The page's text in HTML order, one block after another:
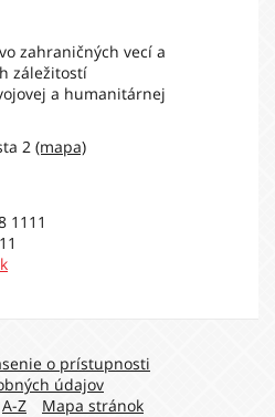
zahraničných vecí a
záležitostí
a humanitárnej
2 (mapa)
1111
o prístupnosti
údajov
A-Z
Mapa stránok